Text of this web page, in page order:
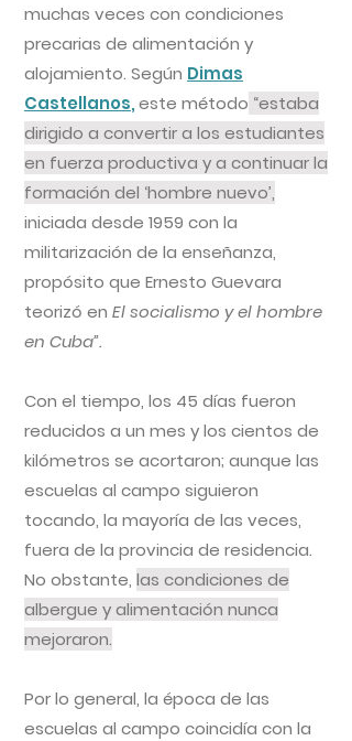
muchas veces con condiciones
precarias de alimentación y
alojamiento. Según Dimas
Castellanos,este método “estaba
dirigido a convertir a los estudiantes
en fuerza productiva y a continuar la
formación del ‘hombre nuevo’,
iniciada desde 1959 con la
militarización de la enseñanza,
propósito que Ernesto Guevara
teorizó en El socialismo y el hombre
en Cuba”.
Con el tiempo, los 45 días fueron
reducidos a un mes y los cientos de
kilómetros se acortaron; aunque las
escuelas al campo siguieron
tocando, la mayoría de las veces,
fuera de la provincia de residencia.
No obstante, las condiciones de
albergue y alimentación nunca
mejoraron.
Por lo general, la época de las
escuelas al campo coincidía con la